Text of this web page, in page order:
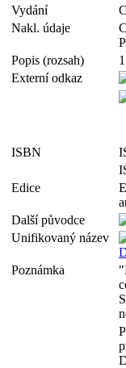
Vydání
Nakl. údaje
Popis (rozsah)
Externí odkaz
ISBN
Edice
Další původce
Unifikovaný název
Poznámka